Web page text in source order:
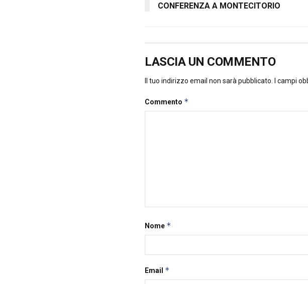
CONFERENZA A MONTECITORIO
LASCIA UN COMMENTO
Il tuo indirizzo email non sarà pubblicato. I campi
Commento *
Nome *
Email *